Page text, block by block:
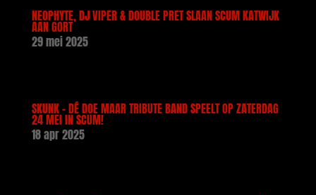
NEOPHYTE, DJ VIPER & DOUBLE PRET SLAAN SCUM KATWIJK
AAN GORT
29 mei 2025
SKUNK – DÉ DOE MAAR TRIBUTE BAND SPEELT OP ZATERDAG
24 MEI IN SCUM!
18 apr 2025